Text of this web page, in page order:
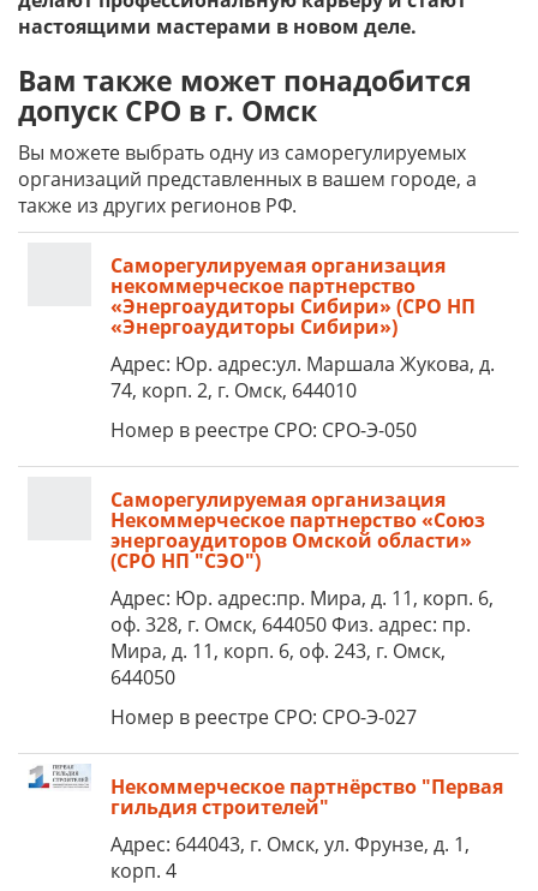
настоящими мастерами в новом деле.
Вам также может понадобится
допуск СРО в г. Омск
Вы можете выбрать одну из саморегулируемых
организаций представленных в вашем городе, а
также из других регионов РФ.
Саморегулируемая организация
некоммерческое партнерство
«Энергоаудиторы Сибири» (СРО НП
«Энергоаудиторы Сибири»)
Адрес: Юр. адрес:ул. Маршала Жукова, д.
74, корп. 2, г. Омск, 644010
Номер в реестре СРО: СРО-Э-050
Саморегулируемая организация
Некоммерческое партнерство «Союз
энергоаудиторов Омской области»
(СРО НП "СЭО")
Адрес: Юр. адрес:пр. Мира, д. 11, корп. 6,
оф. 328, г. Омск, 644050 Физ. адрес: пр.
Мира, д. 11, корп. 6, оф. 243, г. Омск,
644050
Номер в реестре СРО: СРО-Э-027
Некоммерческое партнёрство "Первая
гильдия строителей"
Адрес: 644043, г. Омск, ул. Фрунзе, д. 1,
корп. 4